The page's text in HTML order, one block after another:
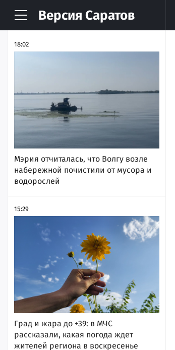
Версия Саратов
НОВОСТИ АРХИВ
18:02
Мэрия отчиталась, что Волгу возле
набережной почистили от мусора и
водорослей
15:29
Град и жара до +39: в МЧС
рассказали, какая погода ждет
жителей региона в воскресенье